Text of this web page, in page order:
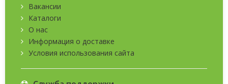
Вакансии
Каталоги
О нас
Информация о доставке
Условия использования сайта